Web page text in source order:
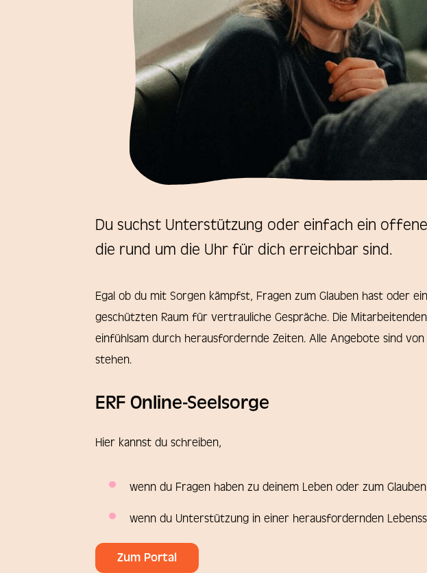
Facebook
Du suchst Unterstützung oder einfach ein
die rund um die Uhr für dich erreichbar sind.
Egal ob du mit Sorgen kämpfst, Fragen zum Glauben hast oder
geschützten Raum für vertrauliche Gespräche. Die
einfühlsam durch herausfordernde Zeiten. Alle Angebote sind
stehen.
ERF Online-Seelsorge
Hier kannst du schreiben,
wenn du Fragen haben zu deinem Leben oder zum
wenn du Unterstützung in einer herausfordernden
Zum Portal